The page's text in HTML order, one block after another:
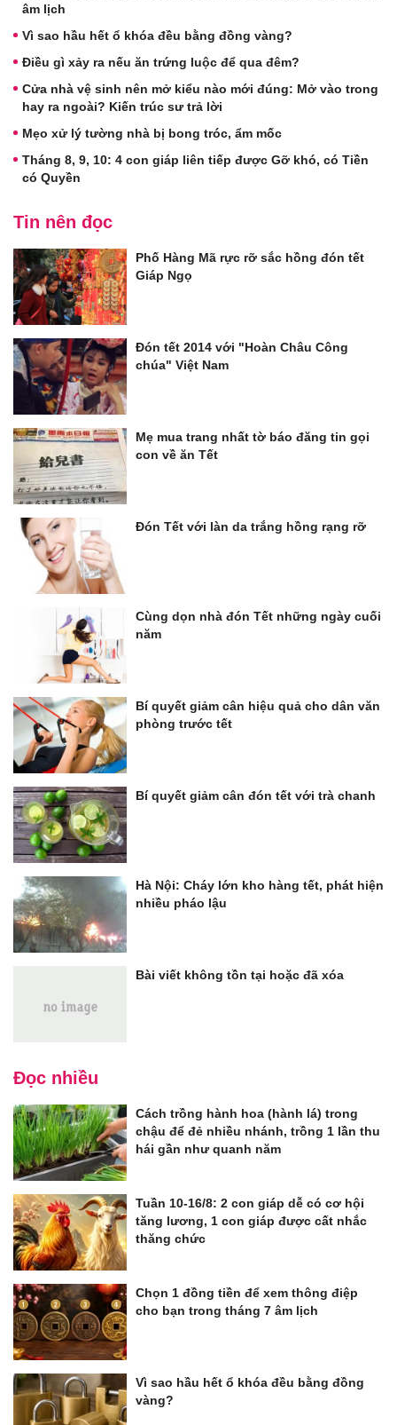
âm lịch
Vì sao hầu hết ổ khóa đều bằng đồng vàng?
Điều gì xảy ra nếu ăn trứng luộc để qua đêm?
Cửa nhà vệ sinh nên mở kiểu nào mới đúng: Mở vào trong
hay ra ngoài? Kiến trúc sư trả lời
Mẹo xử lý tường nhà bị bong tróc, ẩm mốc
Tháng 8, 9, 10: 4 con giáp liên tiếp được Gỡ khó, có Tiền
có Quyền
Tin nên đọc
Phố Hàng Mã rực rỡ sắc hồng đón tết
Giáp Ngọ
Đón tết 2014 với "Hoàn Châu Công
chúa" Việt Nam
Mẹ mua trang nhất tờ báo đăng tin gọi
con về ăn Tết
Đón Tết với làn da trắng hồng rạng rỡ
Cùng dọn nhà đón Tết những ngày cuối
năm
Bí quyết giảm cân hiệu quả cho dân văn
phòng trước tết
Bí quyết giảm cân đón tết với trà chanh
Hà Nội: Cháy lớn kho hàng tết, phát hiện
nhiều pháo lậu
Bài viết không tồn tại hoặc đã xóa
Đọc nhiều
Cách trồng hành hoa (hành lá) trong
chậu để đẻ nhiều nhánh, trồng 1 lần thu
hái gần như quanh năm
Tuần 10-16/8: 2 con giáp dễ có cơ hội
tăng lương, 1 con giáp được cất nhắc
thăng chức
Chọn 1 đồng tiền để xem thông điệp
cho bạn trong tháng 7 âm lịch
Vì sao hầu hết ổ khóa đều bằng đồng
vàng?